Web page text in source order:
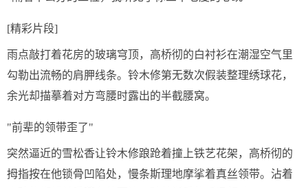
[精彩片段]
雨点敲打着花房的玻璃穹顶，高桥彻的白衬衫在潮湿空气里
勾勒出流畅的肩胛线条。铃木修第无数次假装整理绣球花，
余光却描摹着对方弯腰时露出的半截腰窝。
"前辈的领带歪了"
突然逼近的雪松香让铃木修踉跄着撞上铁艺花架，高桥彻的
拇指按在他锁骨凹陷处，慢条斯理地摩挲着真丝领带。沾着